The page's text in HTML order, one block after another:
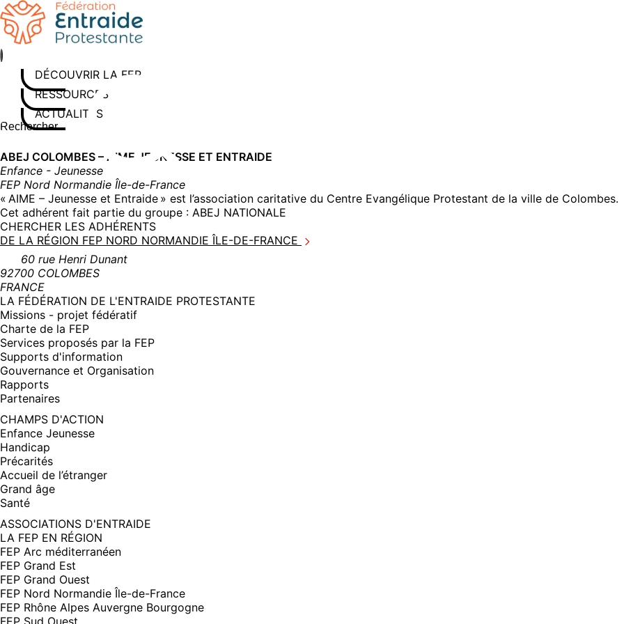
Aller
au
contenu
DÉCOUVRIR LA FEP
RESSOURCES
ACTUALITÉS
Rechercher sur le site
Saisissez au moins 3 caractères pour lancer la recherche
ABEJ COLOMBES – AIME JEUNESSE ET ENTRAIDE
Enfance - Jeunesse
FEP Nord Normandie Île-de-France
« AIME – Jeunesse et Entraide » est l’association caritative du Centre Evangélique Protestant de la ville de Colombes.
Cet adhérent fait partie du groupe : ABEJ NATIONALE
CHERCHER LES ADHÉRENTS
DE LA RÉGION FEP NORD NORMANDIE ÎLE-DE-FRANCE
60 rue Henri Dunant
92700 COLOMBES
FRANCE
LA FÉDÉRATION DE L'ENTRAIDE PROTESTANTE
Missions - projet fédératif
Charte de la FEP
Services proposés par la FEP
Supports d'information
Gouvernance et Organisation
Rapports
Partenaires
CHAMPS D'ACTION
Enfance Jeunesse
Handicap
Précarités
Accueil de l’étranger
Grand âge
Santé
ASSOCIATIONS D'ENTRAIDE
LA FEP EN RÉGION
FEP Arc méditerranéen
FEP Grand Est
FEP Grand Ouest
FEP Nord Normandie Île-de-France
FEP Rhône Alpes Auvergne Bourgogne
FEP Sud Ouest